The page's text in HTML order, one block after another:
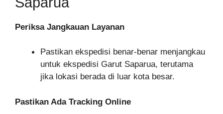
Periksa Jangkauan Layanan
Pastikan ekspedisi benar-benar menjangkau
untuk ekspedisi Garut Saparua, terutama
jika lokasi berada di luar kota besar.
Pastikan Ada Tracking Online